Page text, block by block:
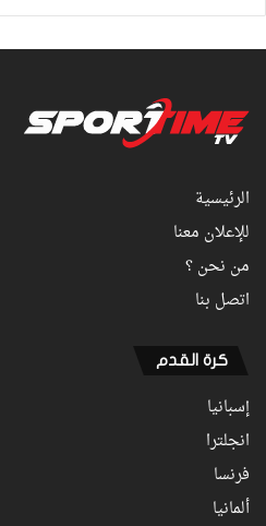
الرئيسية
للإعلان معنا
من نحن ؟
اتصل بنا
كرة القدم
إسبانيا
انجلترا
فرنسا
ألمانيا